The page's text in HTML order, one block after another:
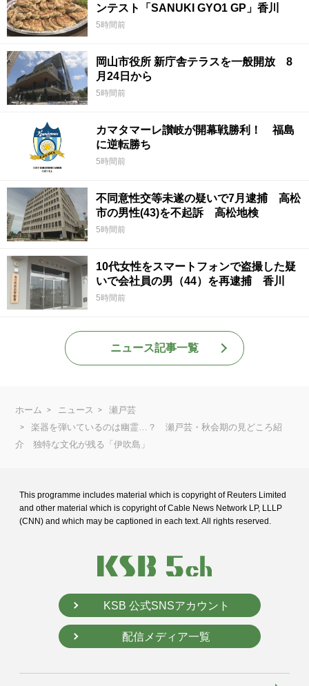
ンテスト「SANUKI GYO1 GP」香川
5時間前
岡山市役所 新庁舎テラスを一般開放 8
月24日から
5時間前
カマタマーレ讃岐が開幕戦勝利！ 福島
に逆転勝ち
5時間前
不同意性交等未遂の疑いで7月逮捕 高松
市の男性(43)を不起訴 高松地検
5時間前
10代女性をスマートフォンで盗撮した疑
いで会社員の男（44）を再逮捕 香川
5時間前
ニュース記事一覧
ホーム ニュース
瀬戸芸
楽器を弾いているのは幽霊…？ 瀬戸芸・秋会期の見どころ紹
介 独特な文化が残る「伊吹島」
This programme includes material which is copyright of Reuters Limited
and other material which is copyright of Cable News Network LP, LLLP
(CNN) and which may be captioned in each text. All rights reserved.
KSB 公式SNSアカウント
配信メディア一覧